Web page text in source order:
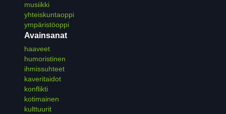
musiikki
yhteiskuntaoppi
ympäristöoppi
Avainsanat
haaveet
humoristinen
ihmissuhteet
kaveritaidot
konflikti
kotimainen
kulttuurit